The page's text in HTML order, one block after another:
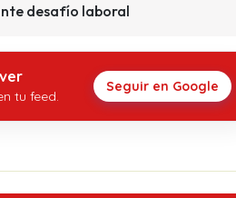
desafío laboral
tu feed.
Seguir en Google